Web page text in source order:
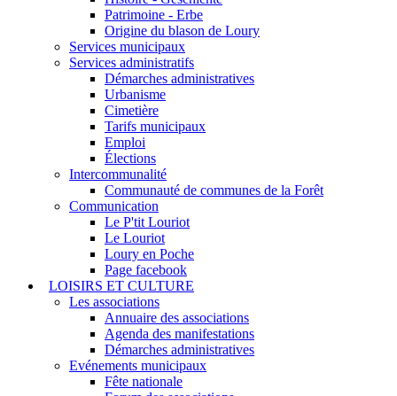
Patrimoine - Erbe
Origine du blason de Loury
Services municipaux
Services administratifs
Démarches administratives
Urbanisme
Cimetière
Tarifs municipaux
Emploi
Élections
Intercommunalité
Communauté de communes de la Forêt
Communication
Le P'tit Louriot
Le Louriot
Loury en Poche
Page facebook
LOISIRS ET CULTURE
Les associations
Annuaire des associations
Agenda des manifestations
Démarches administratives
Evénements municipaux
Fête nationale